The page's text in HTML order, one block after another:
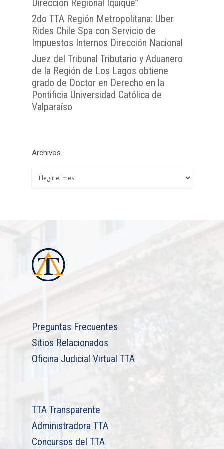
Dirección Regional Iquique”
2do TTA Región Metropolitana: Uber
Rides Chile Spa con Servicio de
Impuestos Internos Dirección Nacional
Juez del Tribunal Tributario y Aduanero
de la Región de Los Lagos obtiene
grado de Doctor en Derecho en la
Pontificia Universidad Católica de
Valparaíso
Archivos
Archivos
Preguntas Frecuentes
Sitios Relacionados
Oficina Judicial Virtual TTA
TTA Transparente
Administradora TTA
Concursos del TTA
TTA de la Región de
TTA de la Región de
Coquimbo
TTA de la Región del
Libertador General
O`Higgins
TTA de la Región del
Araucanía
TTA de la Región de
TTA de la Región de
Lagos
TTA de la Región de
del General Carlos
08:00 a 17:00